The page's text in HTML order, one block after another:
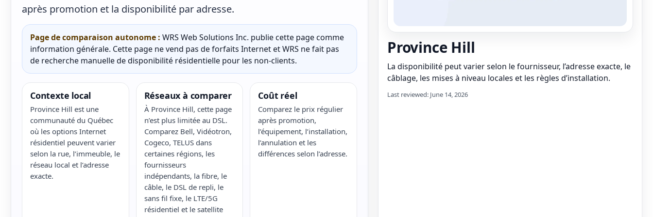
après promotion et la disponibilité par adresse.
Page de comparaison autonome : WRS Web Solutions Inc. publie cette page comme
information générale. Cette page ne vend pas de forfaits Internet et WRS ne fait pas
de recherche manuelle de disponibilité résidentielle pour les non-clients.
Contexte local
Province Hill est une
communauté du Québec
où les options Internet
résidentiel peuvent varier
selon la rue, l’immeuble, le
réseau local et l’adresse
exacte.
Réseaux à comparer
À Province Hill, cette page
n’est plus limitée au DSL.
Comparez Bell, Vidéotron,
Cogeco, TELUS dans
certaines régions, les
fournisseurs
indépendants, la fibre, le
câble, le DSL de repli, le
sans fil fixe, le LTE/5G
résidentiel et le satellite
Coût réel
Comparez le prix régulier
après promotion,
l’équipement, l’installation,
l’annulation et les
différences selon l’adresse.
Province Hill
La disponibilité peut varier selon le fournisseur, l’adresse exacte, le
câblage, les mises à niveau locales et les règles d’installation.
Last reviewed: June 14, 2026